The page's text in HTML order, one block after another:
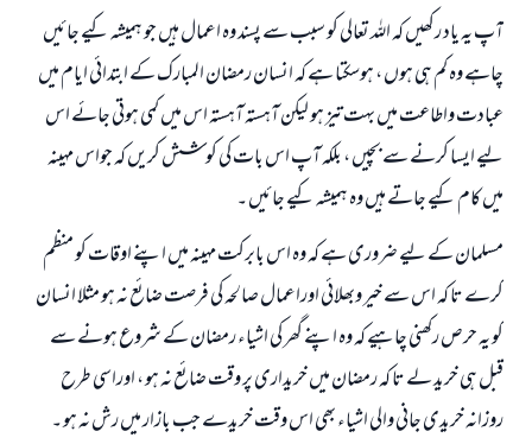
آپ یہ یاد رکھیں کہ اللہ تعالی کو سبب سے پسند وہ اعمال ہیں جو ہمیشہ کیے جائیں
چاہے وہ کم ہی ہوں ، ہوسکتا ہے کہ انسان رمضان المبارک کے ابتدائي ایام میں
عبادت واطاعت میں بہت تیز ہو لیکن آہستہ آہستہ اس میں کمی ہوتی جائے اس
لیے ایسا کرنے سے بچیں ، بلکہ آپ اس بات کی کوشش کریں کہ جواس مہینہ
میں کام کیے جاتے ہیں وہ ہمیشہ کیے جائيں ۔
مسلمان کے لیے ضروری ہے کہ وہ اس بابرکت مہینہ میں اپنے اوقات کو منظم
کرے تا کہ اس سے خیر وبھلائی اوراعمال صالحہ کی فرصت ضائع نہ ہو مثلا انسان
کو یہ حرص رکھنی چاہیے کہ وہ اپنے گھر کی اشیاء رمضان کے شروع ہونے سے
قبل ہی خرید لے تا کہ رمضان میں خریداری پر وقت ضائع نہ ہو ، اوراسی طرح
روزانہ خریدی جانی والی اشیاء بھی اس وقت خریدے جب بازار میں رش نہ ہو ۔